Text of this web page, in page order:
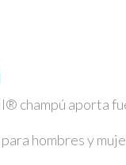
champú aporta
hombres y